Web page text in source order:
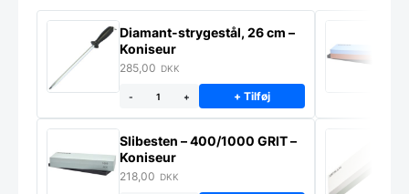
Diamant-strygestål, 26 cm –
Koniseur
285,00 DKK
- + + Tilføj
Slibesten – 400/1000 GRIT –
Koniseur
218,00 DKK